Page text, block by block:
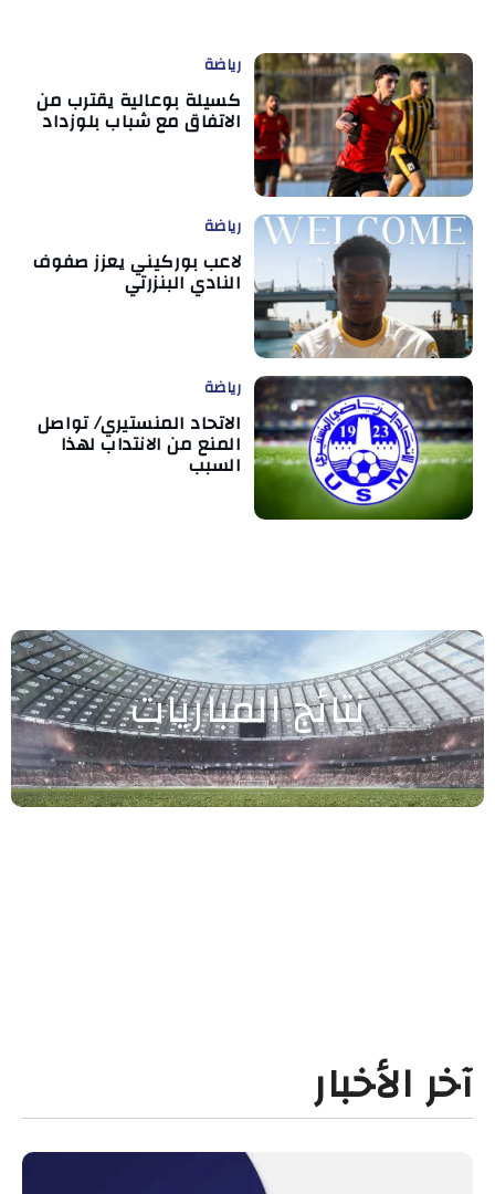
رياضة
كسيلة بوعالية يقترب من
الاتفاق مع شباب بلوزداد
رياضة
لاعب بوركيني يعزز صفوف
النادي البنزرتي
رياضة
الاتحاد المنستيري/ تواصل
المنع من الانتداب لهذا
السبب
نتائج المباريات
آخر الأخبار